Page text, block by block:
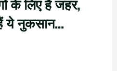
ये नुकसान…